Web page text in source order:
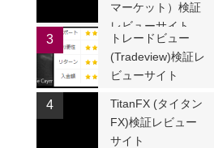
マーケット）検証
レビューサイト
3
トレードビュー
(Tradeview)検証レ
ビューサイト
4
TitanFX (タイタン
FX)検証レビュー
サイト